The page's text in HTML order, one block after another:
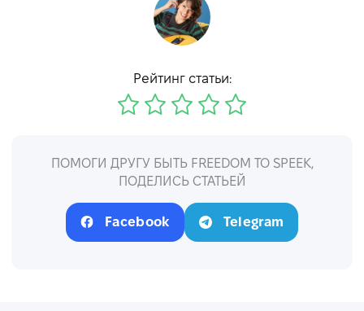
Рейтинг статьи:
ПОМОГИ ДРУГУ БЫТЬ FREEDOM TO SPEEK,
ПОДЕЛИСЬ СТАТЬЕЙ
Facebook Telegram